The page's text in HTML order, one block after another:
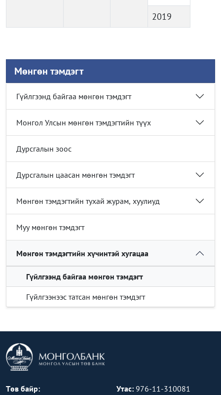
2019
Мөнгөн тэмдэгт
Гүйлгээнд байгаа мөнгөн тэмдэгт
Монгол Улсын мөнгөн тэмдэгтийн түүх
Дурсгалын зоос
Дурсгалын цаасан мөнгөн тэмдэгт
Мөнгөн тэмдэгтийн тухай журам, хуулиуд
Муу мөнгөн тэмдэгт
Мөнгөн тэмдэгтийн хүчинтэй хугацаа
Гүйлгээнд байгаа мөнгөн тэмдэгт
Гүйлгээнээс татсан мөнгөн тэмдэгт
Төв байр:
Утас: 976-11-310081